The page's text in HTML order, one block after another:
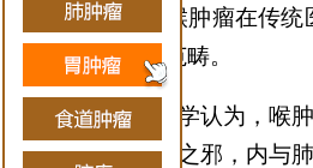
气者”。喉肿瘤在传统
百时”等范畴。
中医学认为，喉肿瘤
感受风热之邪，内与